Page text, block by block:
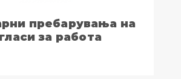
пребарувања на
за работа